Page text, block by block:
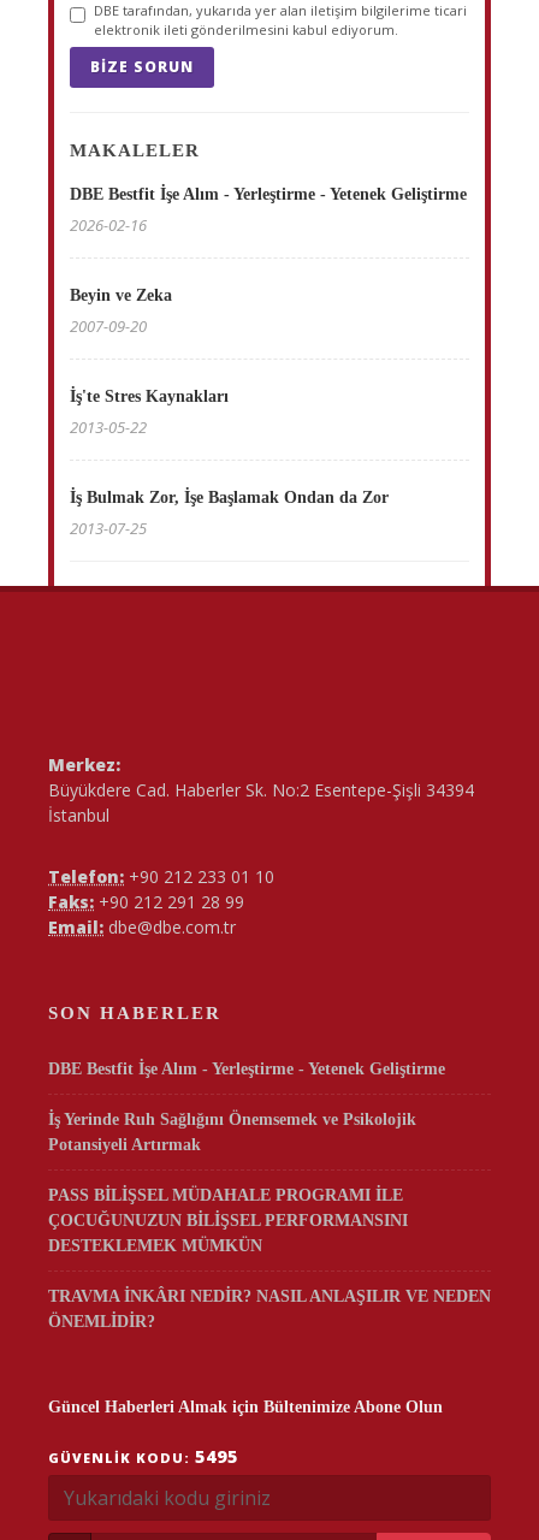
DBE tarafından, yukarıda yer alan iletişim bilgilerime ticari
elektronik ileti gönderilmesini kabul ediyorum.
BIZE SORUN
MAKALELER
DBE Bestfit İşe Alım - Yerleştirme - Yetenek Geliştirme
2026-02-16
Beyin ve Zeka
2007-09-20
İş'te Stres Kaynakları
2013-05-22
İş Bulmak Zor, İşe Başlamak Ondan da Zor
2013-07-25
Merkez:
Büyükdere Cad. Haberler Sk. No:2 Esentepe-Şişli 34394
İstanbul
Telefon: +90 212 233 01 10
Faks: +90 212 291 28 99
Email: dbe@dbe.com.tr
SON HABERLER
DBE Bestfit İşe Alım - Yerleştirme - Yetenek Geliştirme
İş Yerinde Ruh Sağlığını Önemsemek ve Psikolojik
Potansiyeli Artırmak
PASS BİLİŞSEL MÜDAHALE PROGRAMI İLE
ÇOCUĞUNUZUN BİLİŞSEL PERFORMANSINI
DESTEKLEMEK MÜMKÜN
TRAVMA İNKÂRI NEDİR? NASIL ANLAŞILIR VE NEDEN
ÖNEMLİDİR?
Güncel Haberleri Almak için Bültenimize Abone Olun
GÜVENLIK KODU: 5495